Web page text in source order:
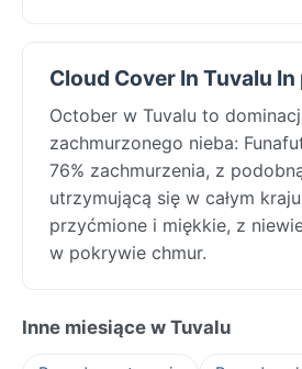
Cloud Cover In Tuvalu
October w Tuvalu to
zachmurzonego nieba:
76% zachmurzenia, z
utrzymującą się w całym
przyćmione i miękkie, z
w pokrywie chmur.
Inne miesiące w Tuvalu